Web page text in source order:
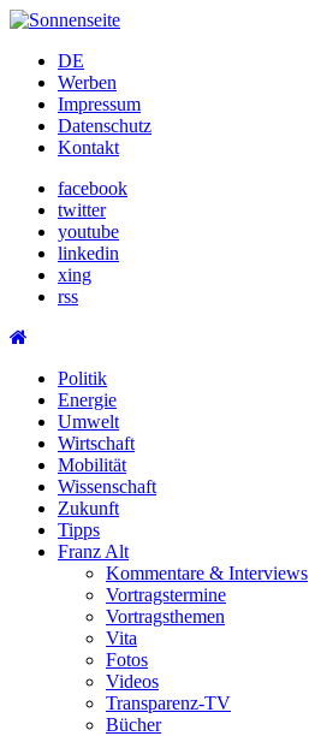
Skip
contentDE
Werben
Impressum
Datenschutz
Kontakt
facebook
twitter
youtube
linkedin
xing
rss
Politik
Energie
Umwelt
Wirtschaft
Mobilität
Wissenschaft
Zukunft
Tipps
Franz Alt
Kommentare & Interviews
Vortragstermine
Vortragsthemen
Vita
Fotos
Videos
Transparenz-TV
Bücher